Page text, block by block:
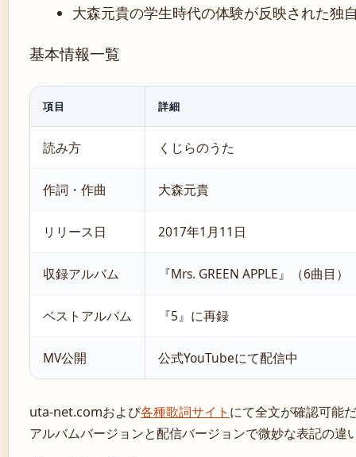
大森元貴の学生時代の体験が反映された独
基本情報一覧
項目 詳細
読み方 くじらのうた
作詞・作曲 大森元貴
リリース日 2017年1月11日
収録アルバム 『Mrs. GREEN APPLE』（6曲目）
ベストアルバム 『5』に再録
MV公開 公式YouTubeにて配信中
uta-net.comおよび各種歌詞サイト にて全文が確認可能
アルバムバージョンと配信バージョンで微妙な表記の違